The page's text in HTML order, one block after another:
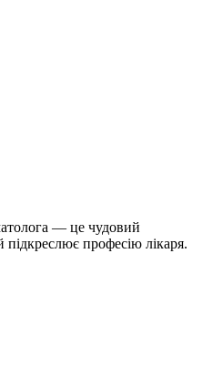
— це чудовий
професію лікаря.